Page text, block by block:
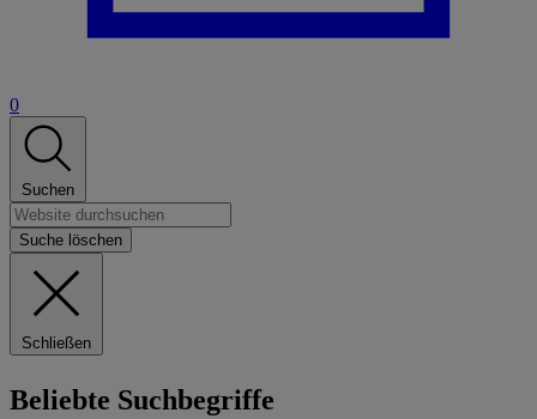
0
Suchen
Suche löschen
Schließen
Beliebte Suchbegriffe